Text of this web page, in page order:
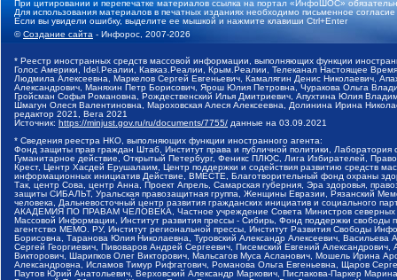
При цитировании и перепечатке материалов ссылка на портал «ИнфоШОС»
Для использования материалов в печатных изданиях необходимо письменное
Если вы увидели ошибку, выделите ее мышкой и нажмите клавиши Ctrl+Enter
©Создание сайта - Инфорос, 2007-2026
* Реестр иностранных средств массовой информации, выполняющих функции
Голос Америки, Idel.Реалии, Кавказ.Реалии, Крым.Реалии, Телеканал Настоящее
Людмила Алексеевна, Маркелов Сергей Евгеньевич, Камалягин Денис Николаевич,
Александрович, Маняхин Петр Борисович, Ярош Юлия Петровна, Чуракова Ольга
Гройсман Софья Романовна, Рождественский Илья Дмитриевич, Апухтина Юлия
Шмагун Олеся Валентиновна, Мароховская Алеся Алексеевна, Долинина Ирина
редактор 2021, Вега 2021
Источник: https://minjust.gov.ru/ru/documents/7755/ данные на 03.09.2021
* Сведения реестра НКО, выполняющих функции иностранного агента:
Фонд защиты прав граждан Штаб, Институт права и публичной политики,
Гуманитарное действие, Открытый Петербург, Феникс ПЛЮС, Лига Избирателей,
Крест, Центр Хасдей Ерушалаим, Центр поддержки и содействия развитию средств
информационных инициатив Действие, ВМЕСТЕ, Благотворительный фонд охраны
Так, центр Сова, центр Анна, Проект Апрель, Самарская губерния, Эра здоровья,
защиты СИБАЛЬТ, Уральская правозащитная группа, Женщины Евразии, Рязанский
человека, Дальневосточный центр развития гражданских инициатив и социального
АКАДЕМИЯ ПО ПРАВАМ ЧЕЛОВЕКА, Частное учреждение Совета Министров северных
Массовой Информации, Институт развития прессы - Сибирь, Фонд поддержки
агентство МЕМО. РУ, Институт региональной прессы, Институт Развития Свободы
Борисовна, Таранова Юлия Николаевна, Туровский Александр Алексеевич,
Сергей Георгиевич, Пивоваров Андрей Сергеевич, Писемский Евгений
Викторович, Шарипков Олег Викторович, Мальсагов Муса Асланович, Мошель Ирина
Александровна, Исламов Тимур Рифгатович, Романова Ольга Евгеньевна, Щаров
Паутов Юрий Анатольевич, Верховский Александр Маркович, Пислакова-Паркер